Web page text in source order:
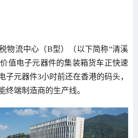
物流中心（B型）（以下简称“清溪
值电子元器件的集装箱货车正快速
子元器件3小时前还在香港的码头，
终端制造商的生产线。